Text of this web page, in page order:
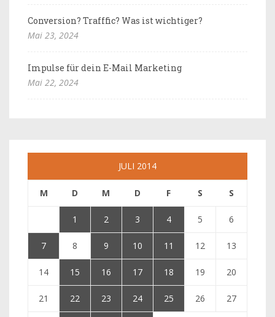
Conversion? Trafffic? Was ist wichtiger?
Mai 23, 2024
Impulse für dein E-Mail Marketing
Mai 22, 2024
JULI 2014
M D M D F S S
1 2 3 4 5 6
7 8 9 10 11 12 13
14 15 16 17 18 19 20
21 22 23 24 25 26 27